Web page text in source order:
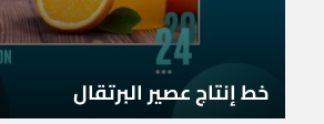
خط إنتاج عصير البرتقال